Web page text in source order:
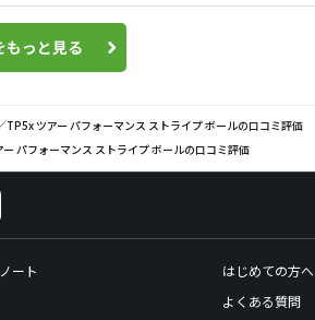
もっと見る
ツアー パフォーマンス ストライプ ボールの口コミ評価
パフォーマンス ストライプ ボールの口コミ評価
ート
はじめての方へ
よくある質問